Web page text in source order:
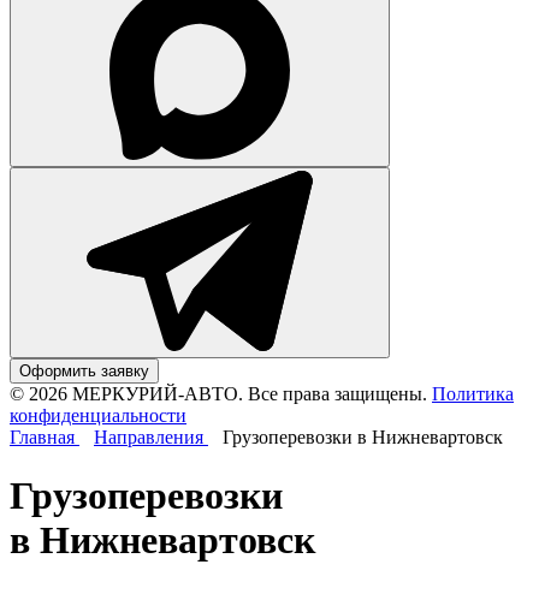
Оформить заявку
© 2026 МЕРКУРИЙ-АВТО. Все права защищены. Политика
конфиденциальности
Главная
Направления Грузоперевозки в Нижневартовск
Грузоперевозки
в Нижневартовск